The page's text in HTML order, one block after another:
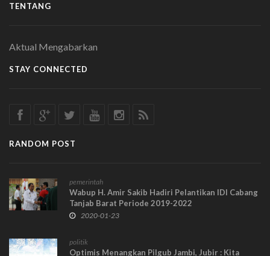
TENTANG
Aktual Mengabarkan
STAY CONNECTED
RANDOM POST
pemerintah
Wabup H. Amir Sakib Hadiri Pelantikan IDI Cabang
Tanjab Barat Periode 2019-2022
2020-01-23
politik
Optimis Menangkan Pilgub Jambi, Jubir : Kita